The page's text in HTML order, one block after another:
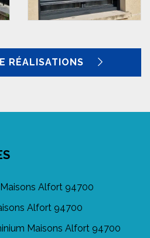
RÉALISATIONS
Alfort 94700
Alfort 94700
Maisons Alfort 94700